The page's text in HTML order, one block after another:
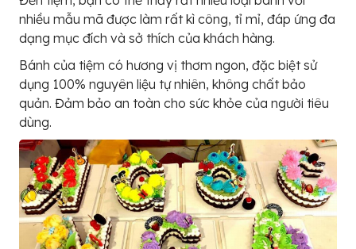
nhiều mẫu mã được làm rất kì công, tỉ mỉ, đáp ứng đa
dạng mục đích và sở thích của khách hàng.
Bánh của tiệm có hương vị thơm ngon, đặc biệt sử
dụng 100% nguyên liệu tự nhiên, không chất bảo
quản. Đảm bảo an toàn cho sức khỏe của người tiêu
dùng.